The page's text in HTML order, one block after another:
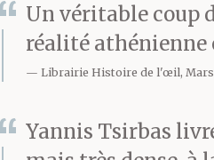
père,
bon bord, et
aussi il est
Un véritable coup
réalité athénienne
Librairie Histoire de l'œil,
Yannis Tsirbas